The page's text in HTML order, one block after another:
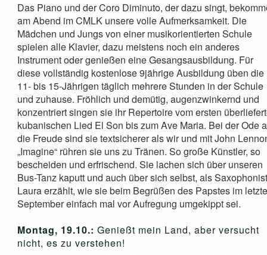
Das Piano und der Coro Diminuto, der dazu singt,
am Abend im CMLK unsere volle Aufmerksamkeit. Die
Mädchen und Jungs von einer musikorientierten Schule
spielen alle Klavier, dazu meistens noch ein anderes
Instrument oder genießen eine Gesangsausbildung. Für
diese vollständig kostenlose 9jährige Ausbildung üben die
11- bis 15-Jährigen täglich mehrere Stunden in der Schule
und zuhause. Fröhlich und demütig, augenzwinkernd und
konzentriert singen sie ihr Repertoire vom ersten
kubanischen Lied El Son bis zum Ave Maria. Bei der Ode
die Freude sind sie textsicherer als wir und mit John
„Imagine“ rühren sie uns zu Tränen. So große Künstler, so
bescheiden und erfrischend. Sie lachen sich über unseren
Bus-Tanz kaputt und auch über sich selbst, als
Laura erzählt, wie sie beim Begrüßen des Papstes im
September einfach mal vor Aufregung umgekippt sei.
Montag, 19.10.: Genießt mein Land, aber versucht
nicht, es zu verstehen!